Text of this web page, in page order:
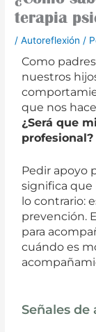
terapia
/Autoreflexión /
Como
nuestros
que nos
¿Será que
profesional?
Pedir apoyo
significa que
lo contrario:
prevención.
para
cuándo es
Señales